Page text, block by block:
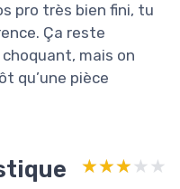
pro très bien fini, tu
Ça reste
mais on
qu’une pièce
★★★★★
★★★★★